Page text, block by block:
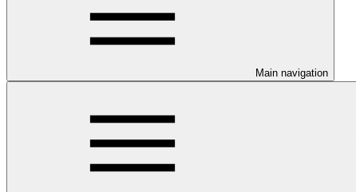
Main navigation